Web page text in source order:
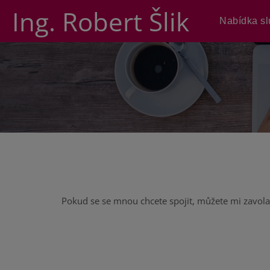
Ing. Robert Šlik Nabídka
Pokud se se mnou chcete spojit, můžete mi